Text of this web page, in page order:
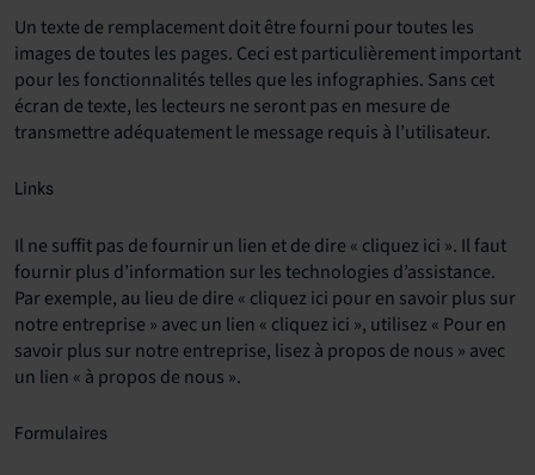
Un texte de remplacement doit être fourni pour toutes les
images de toutes les pages. Ceci est particulièrement important
pour les fonctionnalités telles que les infographies. Sans cet
écran de texte, les lecteurs ne seront pas en mesure de
transmettre adéquatement le message requis à l’utilisateur.
Links
Il ne suffit pas de fournir un lien et de dire « cliquez ici ». Il faut
fournir plus d’information sur les technologies d’assistance.
Par exemple, au lieu de dire « cliquez ici pour en savoir plus sur
notre entreprise » avec un lien « cliquez ici », utilisez « Pour en
savoir plus sur notre entreprise, lisez à propos de nous » avec
un lien « à propos de nous ».
Formulaires